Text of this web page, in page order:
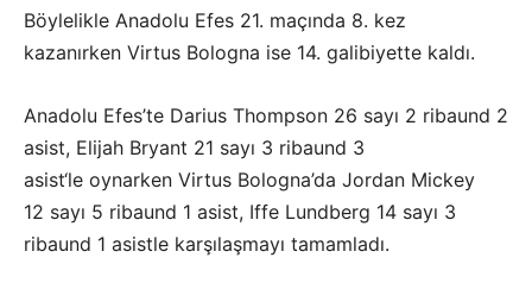
Böylelikle Anadolu Efes 21. maçında 8. kez
kazanırken Virtus Bologna ise 14. galibiyette kaldı.
Anadolu Efes’te Darius Thompson 26 sayı 2 ribaund 2
asist, Elijah Bryant 21 sayı 3 ribaund 3
asist‘le oynarken Virtus Bologna’da Jordan Mickey
12 sayı 5 ribaund 1 asist, Iffe Lundberg 14 sayı 3
ribaund 1 asistle karşılaşmayı tamamladı.